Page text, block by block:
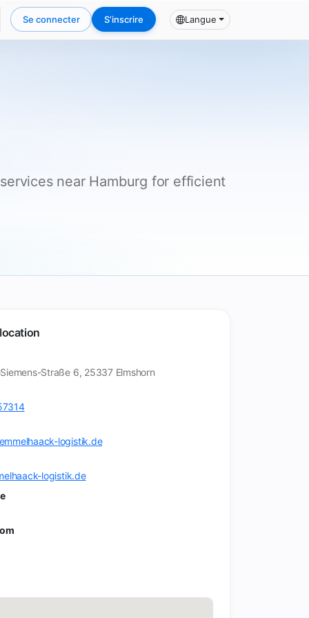
Se connecter S’inscrire Langue
near Hamburg for efficient
Straße 6, 25337 Elmshorn
logistik.de
logistik.de